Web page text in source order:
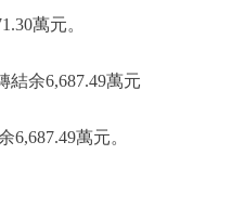
萬元。
余6,687.49萬元
萬元。